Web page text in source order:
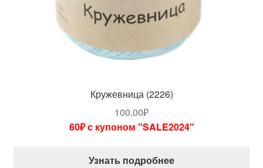
Кружевница (2226)
100,00₽
60₽ с купоном "SALE2024"
Узнать подробнее